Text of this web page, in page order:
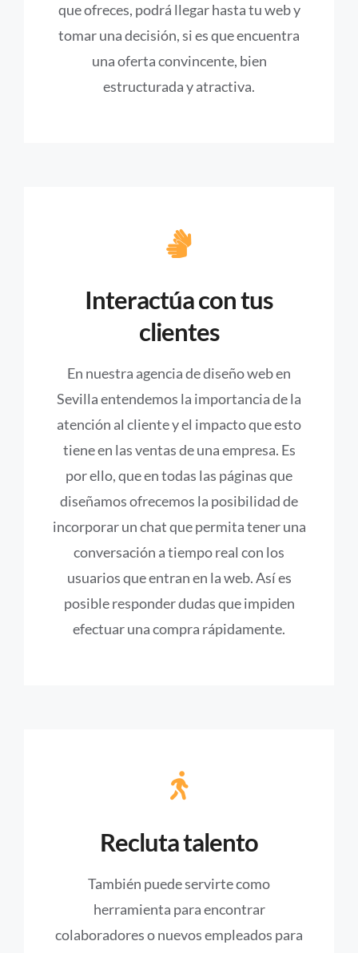
que ofreces, podrá llegar hasta tu web y
tomar una decisión, si es que encuentra
una oferta convincente, bien
estructurada y atractiva.
Interactúa con tus
clientes
En nuestra agencia de diseño web en
Sevilla entendemos la importancia de la
atención al cliente y el impacto que esto
tiene en las ventas de una empresa. Es
por ello, que en todas las páginas que
diseñamos ofrecemos la posibilidad de
incorporar un chat que permita tener una
conversación a tiempo real con los
usuarios que entran en la web. Así es
posible responder dudas que impiden
efectuar una compra rápidamente.
Recluta talento
También puede servirte como
herramienta para encontrar
colaboradores o nuevos empleados para